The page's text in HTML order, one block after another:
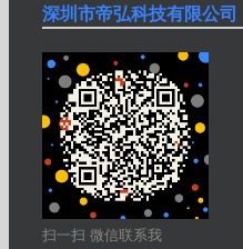
深圳市帝弘科技有限公司
扫一扫 微信联系我